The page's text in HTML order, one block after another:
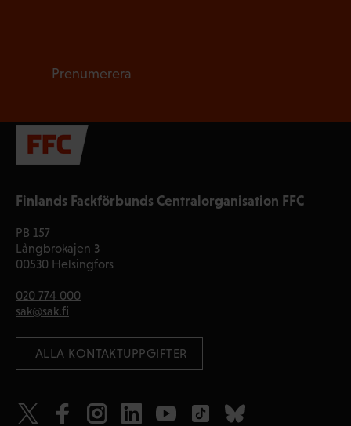
Finlands Fackförbunds Centralorganisation FFC
PB 157
Långbrokajen 3
00530 Helsingfors
020 774 000
sak@sak.fi
ALLA KONTAKTUPPGIFTER
Prenumerera